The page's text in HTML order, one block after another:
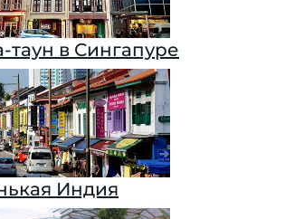
таун в Сингапуре
Индия